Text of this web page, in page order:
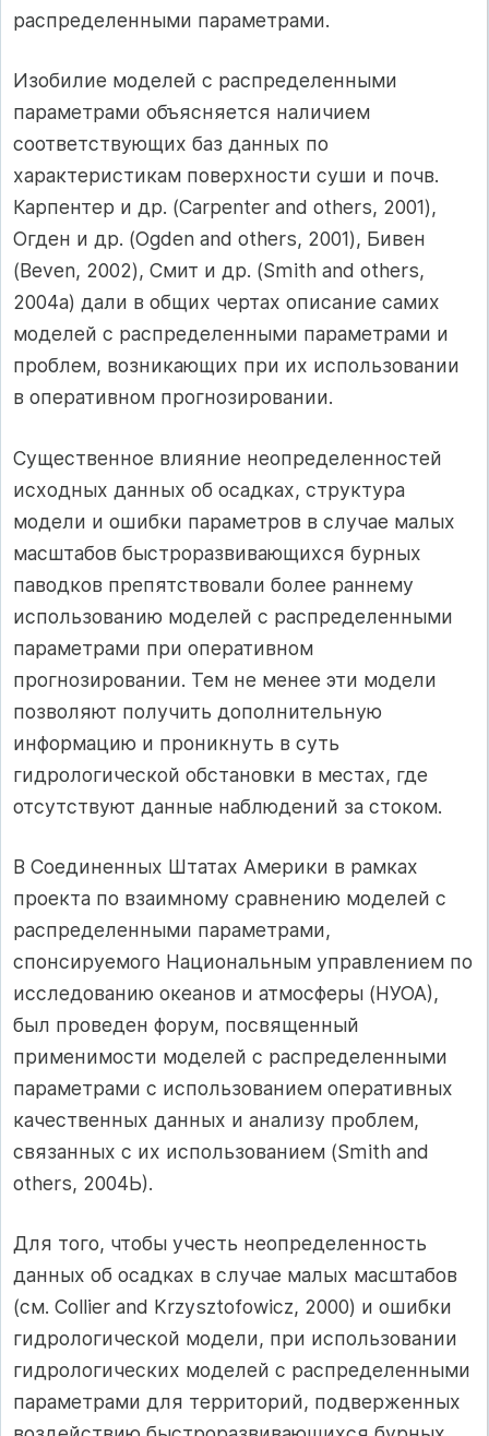
распределенными параметрами.
Изобилие моделей с распределенными
параметрами объясняется наличием
соответствующих баз данных по
характеристикам поверхности суши и почв.
Карпентер и др. (Carpenter and others, 2001),
Огден и др. (Ogden and others, 2001), Бивен
(Beven, 2002), Смит и др. (Smith and others,
2004а) дали в общих чертах описание самих
моделей с распределенными параметрами и
проблем, возникающих при их использовании
в оперативном прогнозировании.
Существенное влияние неопределенностей
исходных данных об осадках, структурa
модели и ошибки параметров в случае малых
масштабов быстроразвивающихся бурных
паводков препятствовали более раннему
использованию моделей с распределенными
параметрами при оперативном
прогнозировании. Тем не менее эти модели
позволяют получить дополнительную
информацию и проникнуть в суть
гидрологической обстановки в местах, где
отсутствуют данные наблюдений за стоком.
В Соединенных Штатах Америки в рамках
проекта по взаимному сравнению моделей с
распределенными параметрами,
спонсируемого Национальным управлением по
исследованию океанов и атмосферы (НУОА),
был проведен форум, посвященный
применимости моделей с распределенными
параметрами с использованием оперативных
качественных данных и анализу проблем,
связанных с их использованием (Smith and
others, 2004Ь).
Для того, чтобы учесть неопределенность
данных об осадках в случае малых масштабов
(см. Collier and Krzysztofowicz, 2000) и ошибки
гидрологической модели, при использовании
гидрологических моделей с распределенными
параметрами для территорий, подверженных